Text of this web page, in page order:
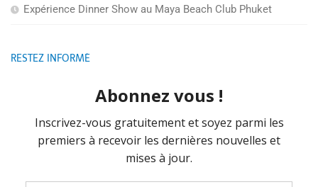
Expérience Dinner Show au Maya Beach Club Phuket
RESTEZ INFORMÉ